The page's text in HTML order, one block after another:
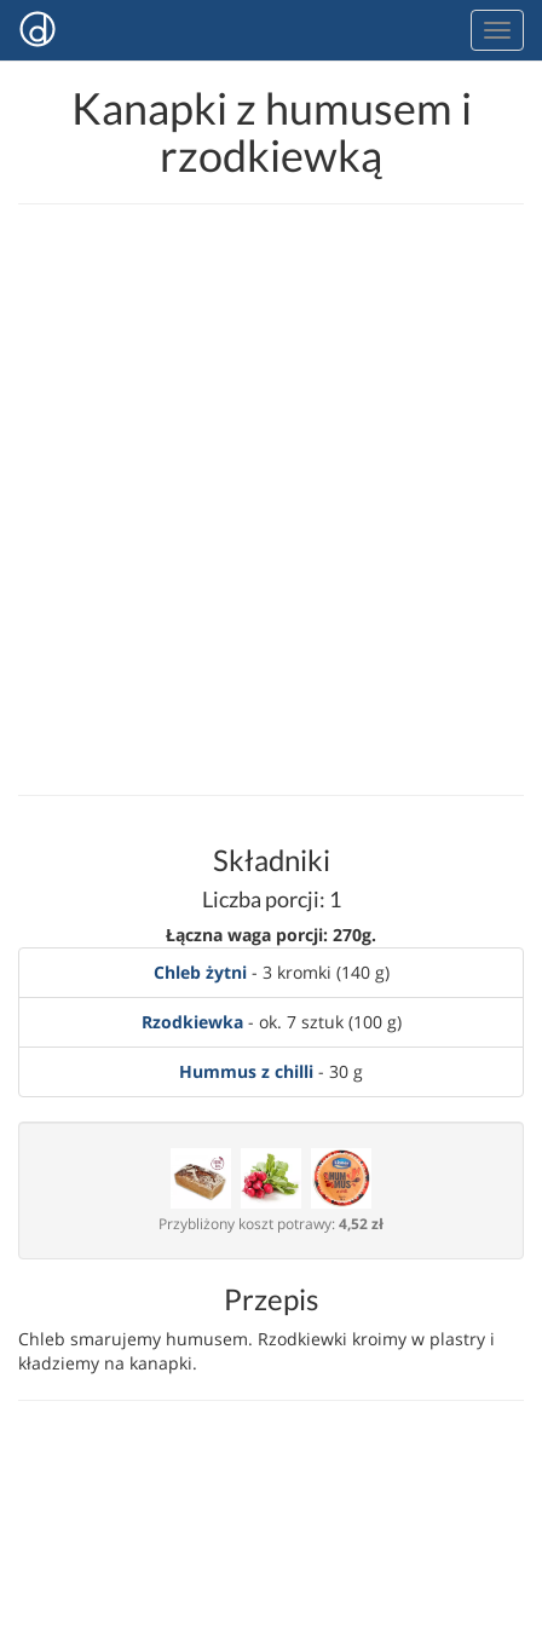
Kanapki z humusem i
rzodkiewką
Składniki
Liczba porcji: 1
Łączna waga porcji: 270g.
Chleb żytni- 3 kromki (140 g)
Rzodkiewka- ok. 7 sztuk (100 g)
Hummus z chilli - 30 g
Przybliżony koszt potrawy:4,52 zł
Przepis
Chleb smarujemy humusem. Rzodkiewki kroimy w plastry i
kładziemy na kanapki.